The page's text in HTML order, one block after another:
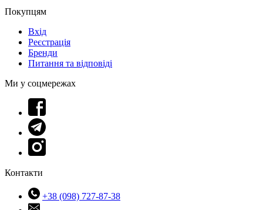
Покупцям
Вхід
Реєстрація
Бренди
Питання та відповіді
Ми у соцмережах
Контакти
+38 (098) 727-87-38